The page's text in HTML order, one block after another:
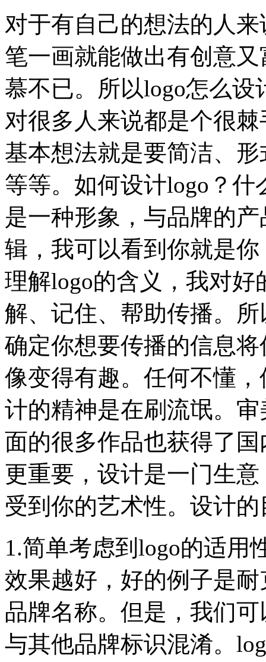
对于有自己的想法的人
笔一画就能做出有创意
慕不已。所以logo怎么
对很多人来说都是个很
基本想法就是要简洁、
等等。如何设计logo？什
是一种形象，与品牌的
辑，我可以看到你就是
理解logo的含义，我对
解、记住、帮助传播。
确定你想要传播的信息
像变得有趣。任何不懂
计的精神是在刷流氓。
面的很多作品也获得了
更重要，设计是一门生
受到你的艺术性。设计
1.简单考虑到logo的适用
效果越好，好的例子是
品牌名称。但是，我们
与其他品牌标识混淆。